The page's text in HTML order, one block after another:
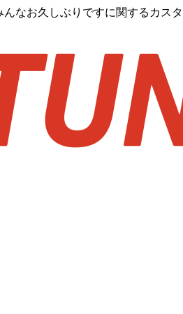
なお久しぶりですに関するカス